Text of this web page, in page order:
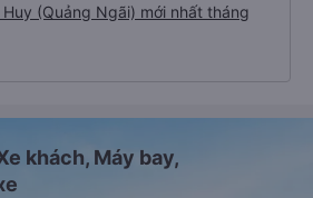
(Quảng Ngãi) mới nhất tháng
khách, Máy bay,